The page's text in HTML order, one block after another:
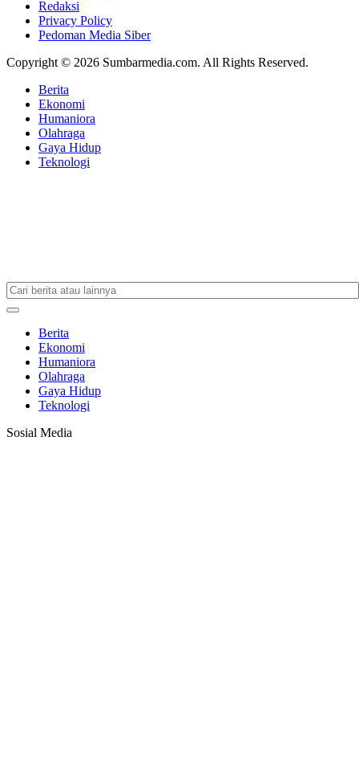
Redaksi
Privacy Policy
Pedoman Media Siber
Copyright © 2026 Sumbarmedia.com. All Rights Reserved.
Berita
Ekonomi
Humaniora
Olahraga
Gaya Hidup
Teknologi
Berita
Ekonomi
Humaniora
Olahraga
Gaya Hidup
Teknologi
Sosial Media